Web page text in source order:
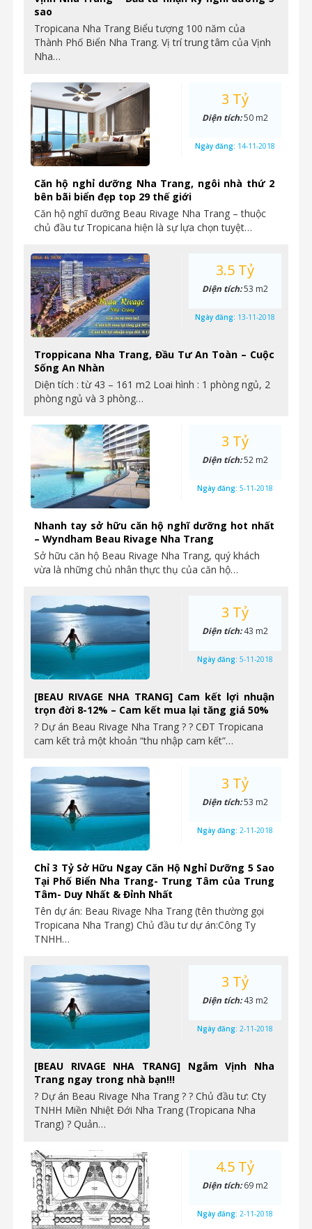
sao
Tropicana Nha Trang Biểu tượng 100 năm của
Thành Phố Biển Nha Trang. Vị trí trung tâm của Vịnh
Nha…
Căn hộ nghỉ dưỡng Nha Trang, ngôi nhà thứ 2
bên bãi biển đẹp top 29 thế giới
Căn hộ nghĩ dưỡng Beau Rivage Nha Trang – thuộc
chủ đầu tư Tropicana hiện là sự lựa chọn tuyệt…
3 Tỷ
Diện tích:50 m2
Ngày đăng: 14-11-2018
Troppicana Nha Trang, Đầu Tư An Toàn – Cuộc
Sống An Nhàn
Diện tích : từ 43 – 161 m2 Loai hình : 1 phòng ngủ, 2
phòng ngủ và 3 phòng…
3.5 Tỷ
Diện tích:53 m2
Ngày đăng: 13-11-2018
Nhanh tay sở hữu căn hộ nghĩ dưỡng hot nhất
– Wyndham Beau Rivage Nha Trang
Sở hữu căn hộ Beau Rivage Nha Trang, quý khách
vừa là những chủ nhân thực thụ của căn hộ…
3 Tỷ
Diện tích:52 m2
Ngày đăng: 5-11-2018
[BEAU RIVAGE NHA TRANG] Cam kết lợi nhuận
trọn đời 8-12% – Cam kết mua lại tăng giá 50%
? Dự án Beau Rivage Nha Trang ? ? CĐT Tropicana
cam kết trả một khoản “thu nhập cam kết”…
3 Tỷ
Diện tích:43 m2
Ngày đăng: 5-11-2018
Chỉ 3 Tỷ Sở Hữu Ngay Căn Hộ Nghỉ Dưỡng 5 Sao
Tại Phố Biển Nha Trang- Trung Tâm của Trung
Tâm- Duy Nhất & Đỉnh Nhất
Tên dự án: Beau Rivage Nha Trang (tên thường gọi
Tropicana Nha Trang) Chủ đầu tư dự án:Công Ty
TNHH…
3 Tỷ
Diện tích:53 m2
Ngày đăng: 2-11-2018
[BEAU RIVAGE NHA TRANG] Ngắm Vịnh Nha
Trang ngay trong nhà bạn!!!
? Dự án Beau Rivage Nha Trang ? ? Chủ đầu tư: Cty
TNHH Miền Nhiệt Đới Nha Trang (Tropicana Nha
Trang) ? Quản…
3 Tỷ
Diện tích:43 m2
Ngày đăng: 2-11-2018
4.5 Tỷ
Diện tích:69 m2
Ngày đăng: 2-11-2018